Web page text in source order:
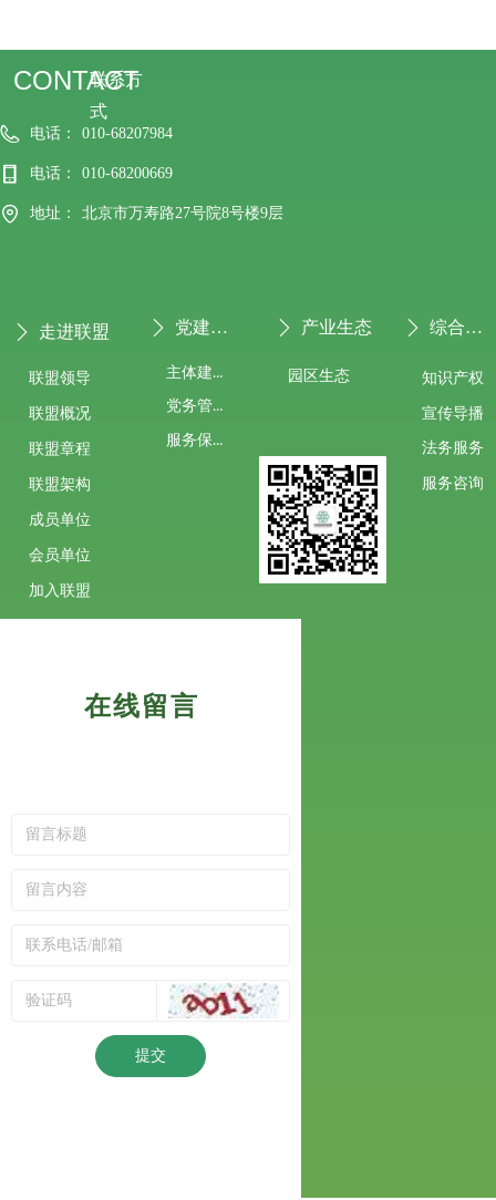
CONTACT
联系方
式
电话： 010-68207984
电话： 010-68200669
地址： 北京市万寿路27号院8号楼9层
提交
在线留言
联盟领导
联盟概况
联盟章程
联盟架构
成员单位
会员单位
加入联盟
主体建设
党务管理
服务保障
园区生态 知识产权
宣传导播
法务服务
服务咨询
ꄲ 走进联盟 ꄲ 党建专栏 ꄲ 产业生态 ꄲ 综合服务